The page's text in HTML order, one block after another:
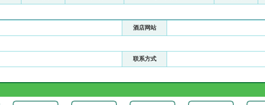
酒店网站
联系方式